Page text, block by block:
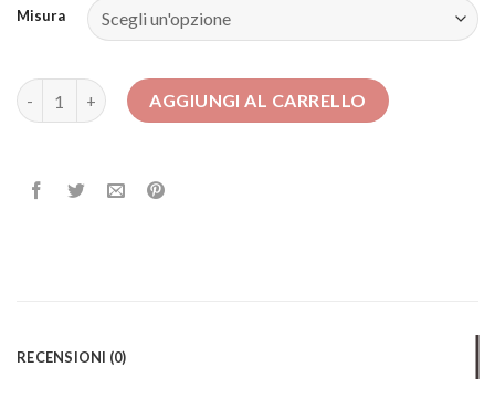
Misura
vestiti cerimonia quantitàAGGIUNGI AL CARRELLO
RECENSIONI (0)